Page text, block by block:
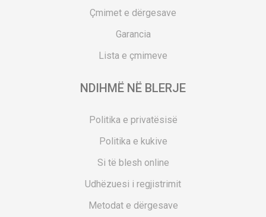
Çmimet e dërgesave
Garancia
Lista e çmimeve
NDIHMË NË BLERJE
Politika e privatësisë
Politika e kukive
Si të blesh online
Udhëzuesi i regjistrimit
Metodat e dërgesave